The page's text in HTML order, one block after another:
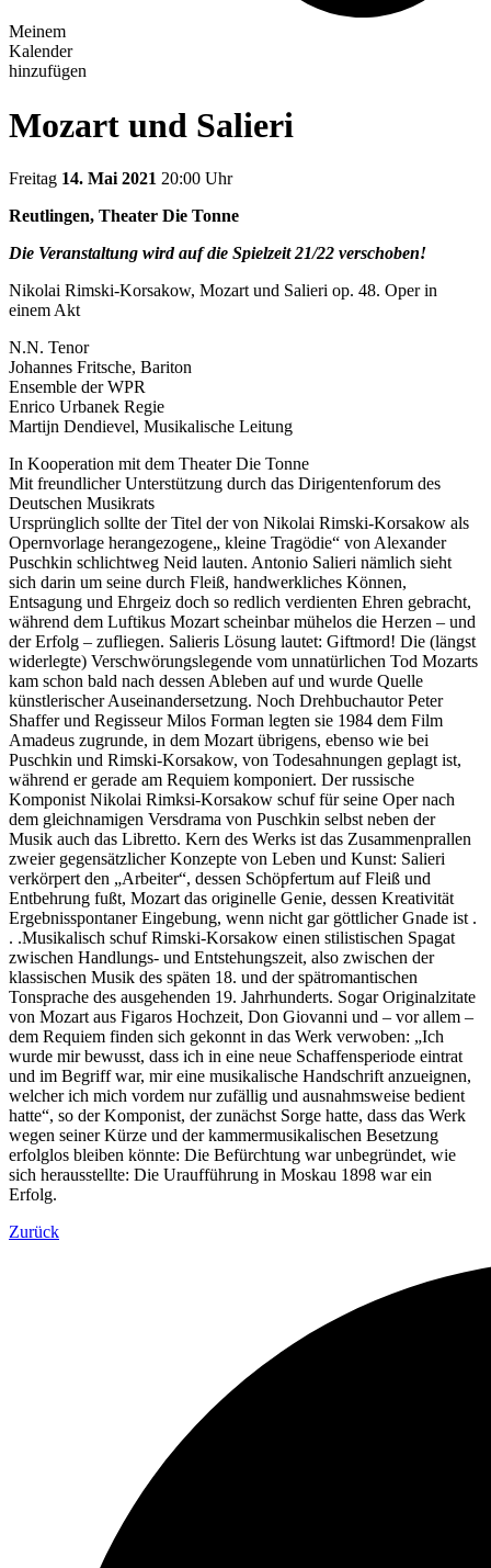
Meinem
Kalender
hinzufügen
Mozart und Salieri
Freitag 14. Mai 2021 20:00 Uhr
Reutlingen, Theater Die Tonne
Die Veranstaltung wird auf die Spielzeit 21/22 verschoben!
Nikolai Rimski-Korsakow, Mozart und Salieri op. 48. Oper in
einem Akt
N.N. Tenor
Johannes Fritsche, Bariton
Ensemble der WPR
Enrico Urbanek Regie
Martijn Dendievel, Musikalische Leitung
In Kooperation mit dem Theater Die Tonne
Mit freundlicher Unterstützung durch das Dirigentenforum des
Deutschen Musikrats
Ursprünglich sollte der Titel der von Nikolai Rimski-Korsakow als
Opernvorlage herangezogene„ kleine Tragödie“ von Alexander
Puschkin schlichtweg Neid lauten. Antonio Salieri nämlich sieht
sich darin um seine durch Fleiß, handwerkliches Können,
Entsagung und Ehrgeiz doch so redlich verdienten Ehren gebracht,
während dem Luftikus Mozart scheinbar mühelos die Herzen – und
der Erfolg – zufliegen. Salieris Lösung lautet: Giftmord! Die (längst
widerlegte) Verschwörungslegende vom unnatürlichen Tod Mozarts
kam schon bald nach dessen Ableben auf und wurde Quelle
künstlerischer Auseinandersetzung. Noch Drehbuchautor Peter
Shaffer und Regisseur Milos Forman legten sie 1984 dem Film
Amadeus zugrunde, in dem Mozart übrigens, ebenso wie bei
Puschkin und Rimski-Korsakow, von Todesahnungen geplagt ist,
während er gerade am Requiem komponiert. Der russische
Komponist Nikolai Rimksi-Korsakow schuf für seine Oper nach
dem gleichnamigen Versdrama von Puschkin selbst neben der
Musik auch das Libretto. Kern des Werks ist das Zusammenprallen
zweier gegensätzlicher Konzepte von Leben und Kunst: Salieri
verkörpert den „Arbeiter“, dessen Schöpfertum auf Fleiß und
Entbehrung fußt, Mozart das originelle Genie, dessen Kreativität
Ergebnisspontaner Eingebung, wenn nicht gar göttlicher Gnade ist .
. .Musikalisch schuf Rimski-Korsakow einen stilistischen Spagat
zwischen Handlungs- und Entstehungszeit, also zwischen der
klassischen Musik des späten 18. und der spätromantischen
Tonsprache des ausgehenden 19. Jahrhunderts. Sogar Originalzitate
von Mozart aus Figaros Hochzeit, Don Giovanni und – vor allem –
dem Requiem finden sich gekonnt in das Werk verwoben: „Ich
wurde mir bewusst, dass ich in eine neue Schaffensperiode eintrat
und im Begriff war, mir eine musikalische Handschrift anzueignen,
welcher ich mich vordem nur zufällig und ausnahmsweise bedient
hatte“, so der Komponist, der zunächst Sorge hatte, dass das Werk
wegen seiner Kürze und der kammermusikalischen Besetzung
erfolglos bleiben könnte: Die Befürchtung war unbegründet, wie
sich herausstellte: Die Uraufführung in Moskau 1898 war ein
Erfolg.
Zurück